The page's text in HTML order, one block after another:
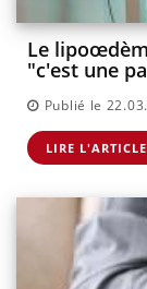
Le
"c'est une
Publié le
LIRE L'ARTICLE